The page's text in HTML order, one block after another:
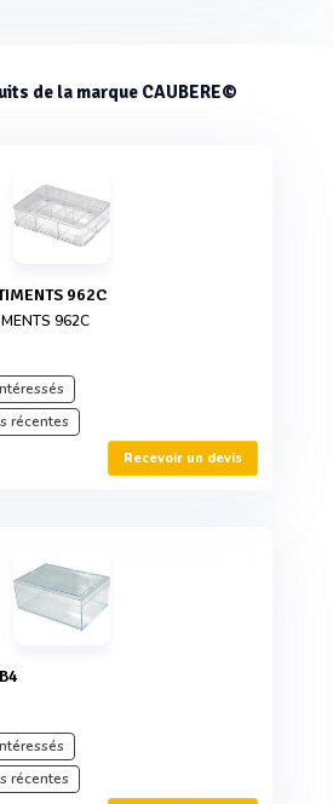
de la marque CAUBERE©
962C
962C
récentes
Recevoir un devis
récentes